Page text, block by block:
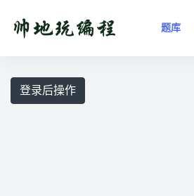
题库
登录后操作